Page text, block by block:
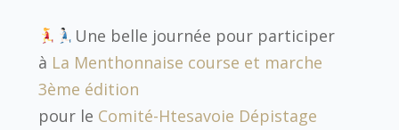
Une belle journée pour participer
à La Menthonnaise course et marche
3ème édition
pour le Comité-Htesavoie Dépistage